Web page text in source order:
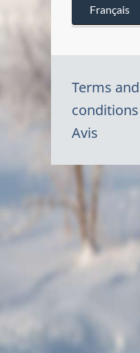
Français
Terms and
conditions
Avis